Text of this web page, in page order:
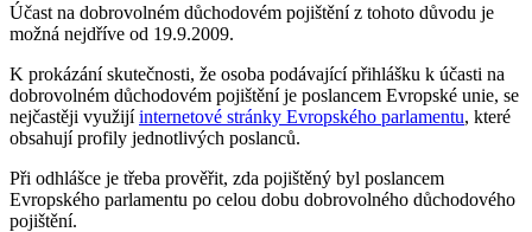
Účast na dobrovolném důchodovém pojištění z tohoto důvodu je
možná nejdříve od 19.9.2009.
K prokázání skutečnosti, že osoba podávající přihlášku k účasti na
dobrovolném důchodovém pojištění je poslancem Evropské unie, se
nejčastěji využijíinternetové stránky Evropského parlamentu, které
obsahují profily jednotlivých poslanců.
Při odhlášce je třeba prověřit, zda pojištěný byl poslancem
Evropského parlamentu po celou dobu dobrovolného důchodového
pojištění.